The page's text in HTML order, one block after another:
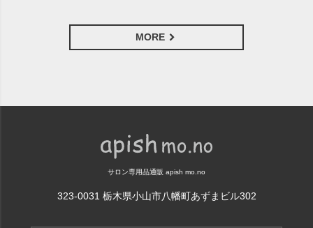
MORE
サロン専用品通販 apish mo.no
323-0031 栃木県小山市八幡町あずまビル302